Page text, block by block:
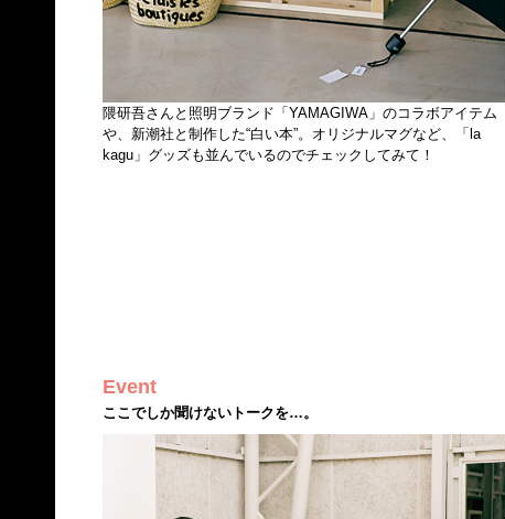
隈研吾さんと照明ブランド「YAMAGIWA」のコラボアイテム
や、新潮社と制作した“白い本”。オリジナルマグなど、「la
kagu」グッズも並んでいるのでチェックしてみて！
Event
ここでしか聞けないトークを…。